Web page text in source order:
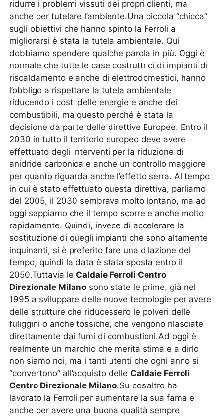
ridurre i problemi vissuti dei propri clienti, ma
anche per tutelare l’ambiente.Una piccola “chicca”
sugli obiettivi che hanno spinto la Ferroli a
migliorarsi è stata la tutela ambientale. Qui
dobbiamo spendere qualche parola in più. Oggi è
normale che tutte le case costruttrici di impianti di
riscaldamento e anche di elettrodomestici, hanno
l’obbligo a rispettare la tutela ambientale
riducendo i costi delle energie e anche dei
combustibili, ma questo perché è stata la
decisione da parte delle direttive Europee. Entro il
2030 in tutto il territorio europeo deve avere
effettuato degli interventi per la riduzione di
anidride carbonica e anche un controllo maggiore
per quanto riguarda anche l’effetto serra. Al tempo
in cui è stato effettuato questa direttiva, parliamo
del 2005, il 2030 sembrava molto lontano, ma ad
oggi sappiamo che il tempo scorre e anche molto
rapidamente. Quindi, invece di accelerare la
sostituzione di quegli impianti che sono altamente
inquinanti, si è preferito fare una dilazione del
tempo, quindi la data è stata sposta entro il
2050.Tuttavia le Caldaie Ferroli Centro
Direzionale Milano sono state le prime, già nel
1995 a sviluppare delle nuove tecnologie per avere
delle strutture che riducessero le polveri delle
fuliggini o anche tossiche, che vengono rilasciate
direttamente dai fumi di combustioni.Ad oggi è
realmente un marchio che merita stima e a dirlo
non siamo noi, ma i tanti utenti che ogni anno si
“convertono” all’acquisto delle Caldaie Ferroli
Centro Direzionale Milano.Su cos’altro ha
lavorato la Ferroli per aumentare la sua fama e
anche per avere una buona qualità sempre